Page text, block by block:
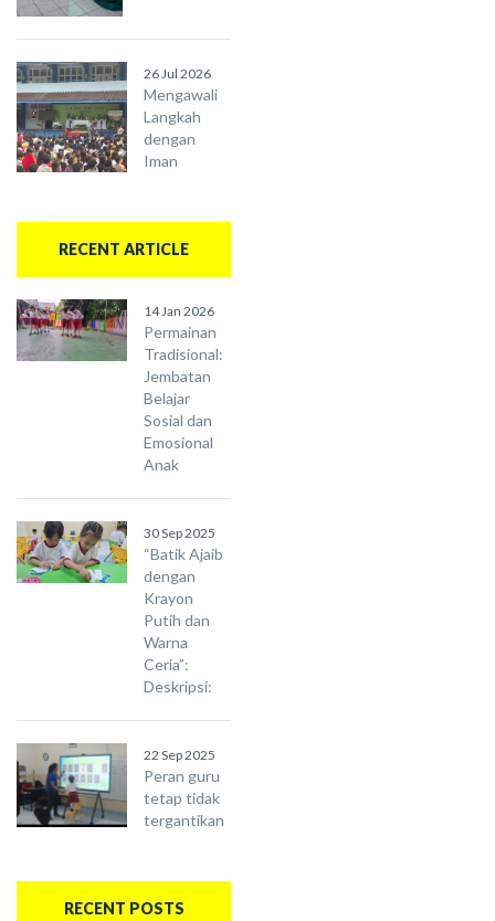
26 Jul 2026
Mengawali
Langkah
dengan
Iman
RECENT ARTICLE
14 Jan 2026
Permainan
Tradisional:
Jembatan
Belajar
Sosial dan
Emosional
Anak
30 Sep 2025
“Batik Ajaib
dengan
Krayon
Putih dan
Warna
Ceria”:
Deskripsi:
22 Sep 2025
Peran guru
tetap tidak
tergantikan
RECENT POSTS